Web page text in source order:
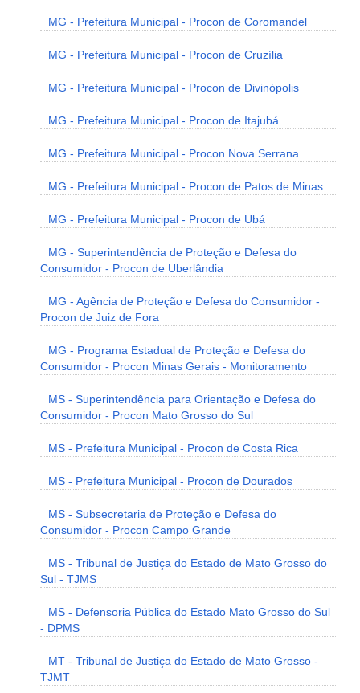
MG - Prefeitura Municipal - Procon de Coromandel
MG - Prefeitura Municipal - Procon de Cruzília
MG - Prefeitura Municipal - Procon de Divinópolis
MG - Prefeitura Municipal - Procon de Itajubá
MG - Prefeitura Municipal - Procon Nova Serrana
MG - Prefeitura Municipal - Procon de Patos de Minas
MG - Prefeitura Municipal - Procon de Ubá
MG - Superintendência de Proteção e Defesa do
Consumidor - Procon de Uberlândia
MG - Agência de Proteção e Defesa do Consumidor -
Procon de Juiz de Fora
MG - Programa Estadual de Proteção e Defesa do
Consumidor - Procon Minas Gerais - Monitoramento
MS - Superintendência para Orientação e Defesa do
Consumidor - Procon Mato Grosso do Sul
MS - Prefeitura Municipal - Procon de Costa Rica
MS - Prefeitura Municipal - Procon de Dourados
MS - Subsecretaria de Proteção e Defesa do
Consumidor - Procon Campo Grande
MS - Tribunal de Justiça do Estado de Mato Grosso do
Sul - TJMS
MS - Defensoria Pública do Estado Mato Grosso do Sul
- DPMS
MT - Tribunal de Justiça do Estado de Mato Grosso -
TJMT